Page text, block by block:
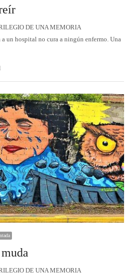
DE UNA MEMORIA
un hospital no cura a ningún enfermo. Una
DE UNA MEMORIA